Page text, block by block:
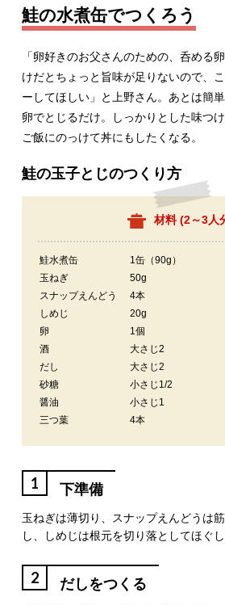
鮭の水煮缶でつくろう
「卵好きのお父さんのための、呑める
けだとちょっと旨味が足りないので、
ーしてほしい」と上野さん。あとは簡
卵でとじるだけ。しっかりとした味つ
ご飯にのっけて丼にもしたくなる。
鮭の玉子とじのつくり方
材料 (2～3人
鮭水煮缶
1缶（90g）
玉ねぎ
50g
スナップえんどう
4本
しめじ
20g
卵
1個
酒
大さじ2
だし
大さじ2
砂糖
小さじ1/2
醤油
小さじ1
三つ葉
4本
1 下準備
玉ねぎは薄切り、スナップえんどうは
し、しめじは根元を切り落としてほぐし
2 だしをつくる